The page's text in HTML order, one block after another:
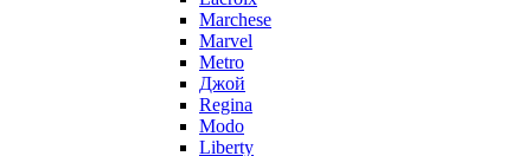
Marchese
Marvel
Metro
Джой
Regina
Modo
Liberty